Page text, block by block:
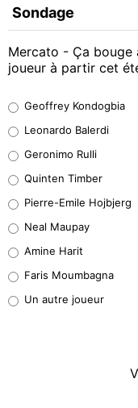
Sondage
Mercato - Ça bouge
joueur à partir cet
38%
32%
5%
1%
9%
Geoffrey Kondogbia
Leonardo Balerdi
Geronimo Rulli
Quinten Timber
Pierre-Emile Hojbjerg
Neal Maupay
Amine Harit
Faris Moumbagna
Un autre joueur